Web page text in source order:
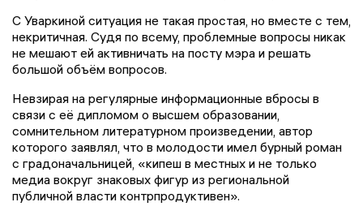
С Уваркиной ситуация не такая простая, но вместе с тем,
некритичная. Судя по всему, проблемные вопросы никак
не мешают ей активничать на посту мэра и решать
большой объём вопросов.
Невзирая на регулярные информационные вбросы в
связи с её дипломом о высшем образовании,
сомнительном литературном произведении, автор
которого заявлял, что в молодости имел бурный роман
с градоначальницей, «кипеш в местных и не только
медиа вокруг знаковых фигур из региональной
публичной власти контрпродуктивен».